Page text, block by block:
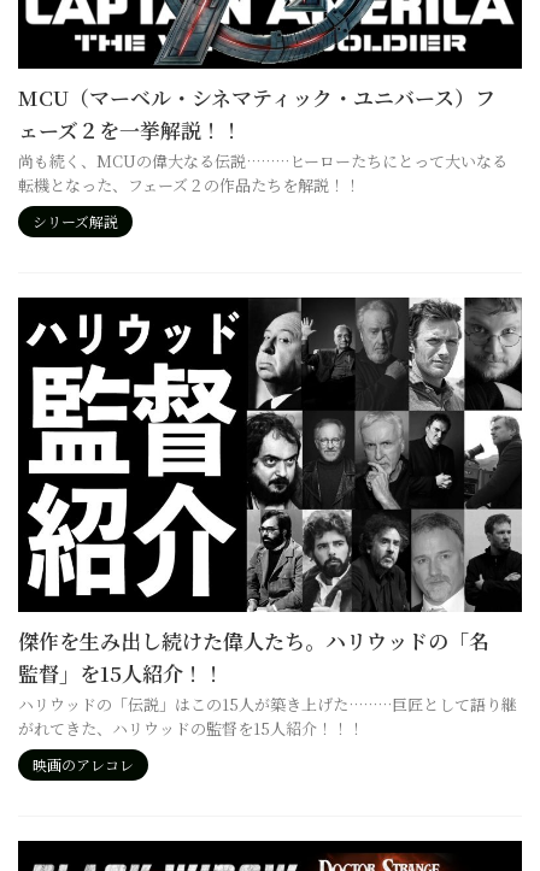
MCU（マーベル・シネマティック・ユニバース）フ
ェーズ２を一挙解説！！
尚も続く、MCUの偉大なる伝説………ヒーローたちにとって大いなる
転機となった、フェーズ２の作品たちを解説！！
シリーズ解説
傑作を生み出し続けた偉人たち。ハリウッドの「名
監督」を15人紹介！！
ハリウッドの「伝説」はこの15人が築き上げた………巨匠として語り継
がれてきた、ハリウッドの監督を15人紹介！！！
映画のアレコレ